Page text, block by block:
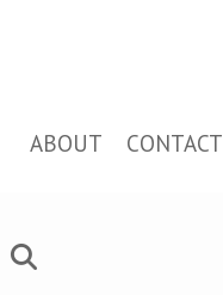
ABOUT CONTACT